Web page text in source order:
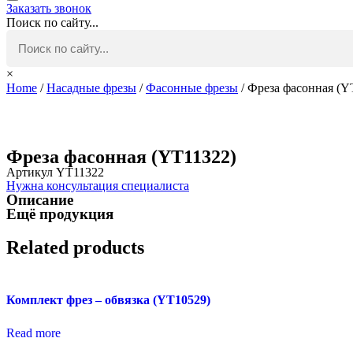
Заказать звонок
Поиск по сайту...
×
Home /Насадные фрезы /Фасонные фрезы / Фреза фасонная
Фреза фасонная (YT11322)
Артикул YT11322
Нужна консультация специалиста
Описание
Ещё продукция
Related products
Комплект фрез – обвязка (YT10529)
Read more